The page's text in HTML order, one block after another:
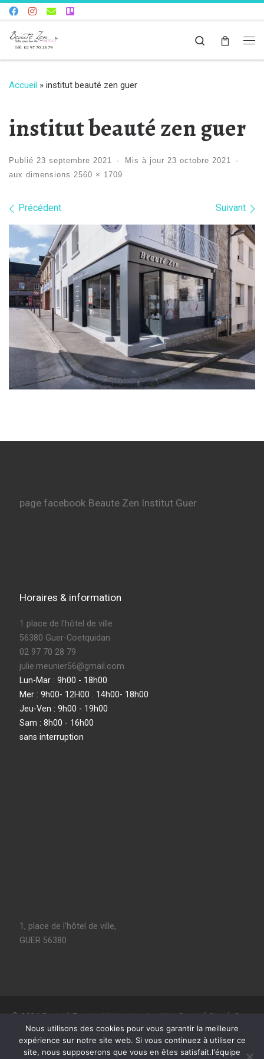
Skip to content
Search
Accueil » institut beauté zen guer
institut beauté zen guer
Publié 23 septembre 2021 - Mis à jour 23 octobre 2021
-
aux dimensions 2560 × 1709
Navigation dans les images
Précédent Suivant
page facebook Beaute Zen Institut Guer
Horaires & information
1 place de l'hôtel de ville
56380 Guer-Coetquidan
02 97 70 28 79
julie.meunier56@gmail.com
Lun-Mar : 9h00 - 18h00
Mer : 9h00- 12H00 . 14h00- 18h00
Jeu-Ven : 9h00 - 19h00
Sam : 8h00 - 16h00
sans interruption
1, place de l'hôtel de ville,
GUER 56380
© 2026 Beauté Zen Institut, votre Institut Beauté Spa à Guer
– Tous les droits sont réservés
Conçu avec Customizr Pro
Nous utilisons des cookies pour vous garantir la meilleure
expérience sur notre site web. Si vous continuez à utiliser ce
site, nous supposerons que vous en êtes satisfait.l'équipe